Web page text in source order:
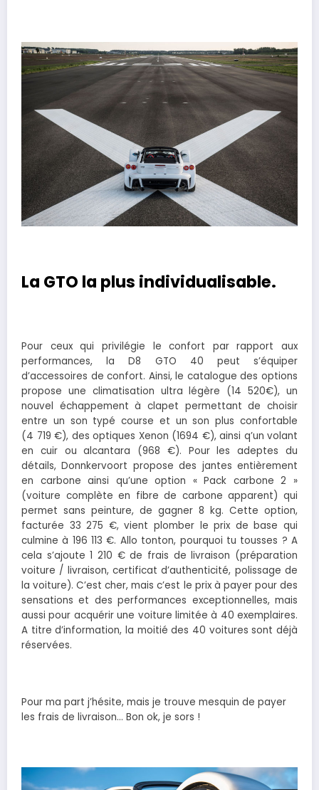
La GTO la plus individualisable.
Pour ceux qui privilégie le confort par rapport aux
performances, la D8 GTO 40 peut s’équiper
d’accessoires de confort. Ainsi, le catalogue des options
propose une climatisation ultra légère (14 520€), un
nouvel échappement à clapet permettant de choisir
entre un son typé course et un son plus confortable
(4 719 €), des optiques Xenon (1694 €), ainsi q’un volant
en cuir ou alcantara (968 €). Pour les adeptes du
détails, Donnkervoort propose des jantes entièrement
en carbone ainsi qu’une option « Pack carbone 2 »
(voiture complète en fibre de carbone apparent) qui
permet sans peinture, de gagner 8 kg. Cette option,
facturée 33 275 €, vient plomber le prix de base qui
culmine à 196 113 €. Allo tonton, pourquoi tu tousses ? A
cela s’ajoute 1 210 € de frais de livraison (préparation
voiture / livraison, certificat d’authenticité, polissage de
la voiture). C’est cher, mais c’est le prix à payer pour des
sensations et des performances exceptionnelles, mais
aussi pour acquérir une voiture limitée à 40 exemplaires.
A titre d’information, la moitié des 40 voitures sont déjà
réservées.
Pour ma part j’hésite, mais je trouve mesquin de payer
les frais de livraison… Bon ok, je sors !